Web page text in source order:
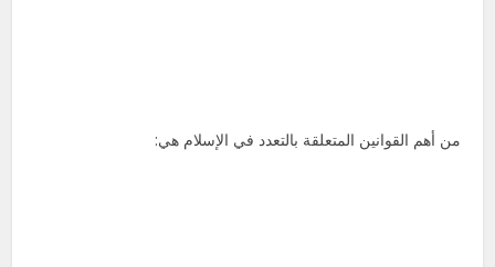
من أهم القوانين المتعلقة بالتعدد في الإسلام هي: